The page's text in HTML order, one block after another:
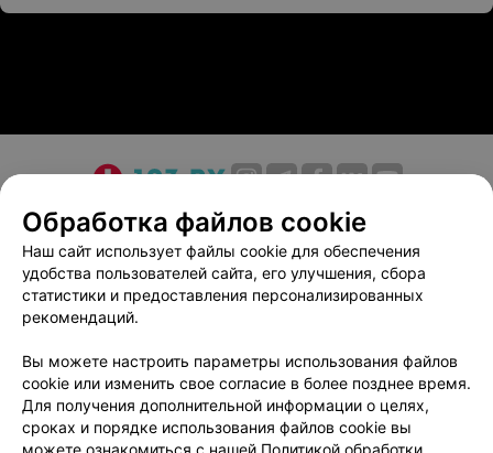
О проекте Новости проекта
Размещение рекламы
Медицинский маркетинг
Публичный договор
Пользовательское соглашение
Способы оплаты
Вакансии
Партнеры
Написать в поддержку
Персональные настройки cookie
Обработка персональных данных
Обработка файлов cookie
Наш сайт использует файлы cookie для обеспечения
удобства пользователей сайта, его улучшения, сбора
статистики и предоставления персонализированных
рекомендаций.
Вы можете настроить параметры использования файлов
cookie или изменить свое согласие в более позднее время.
Для получения дополнительной информации о целях,
сроках и порядке использования файлов cookie вы
можете ознакомиться с нашей Политикой обработки